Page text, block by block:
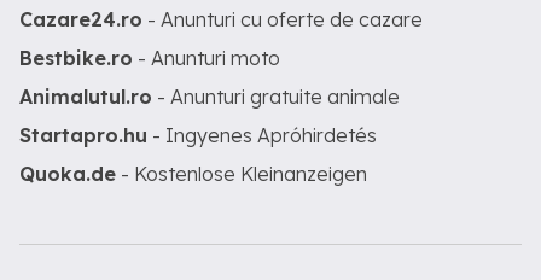
Cazare24.ro - Anunturi cu oferte de cazare
Bestbike.ro - Anunturi moto
Animalutul.ro - Anunturi gratuite animale
Startapro.hu - Ingyenes Apróhirdetés
Quoka.de - Kostenlose Kleinanzeigen